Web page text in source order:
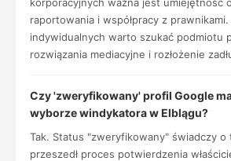
raportowania i współpracy z
indywidualnych warto szukać podmiotu
rozwiązania mediacyjne i rozłożenie
Czy 'zweryfikowany' profil Google
wyborze windykatora w Elblągu?
Tak. Status "zweryfikowany" świadczy
przeszedł proces potwierdzenia